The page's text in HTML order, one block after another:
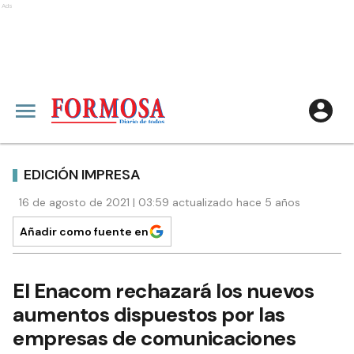
Ads
EDICIÓN IMPRESA
16 de agosto de 2021 | 03:59 actualizado hace 5 años
Añadir como fuente en
El Enacom rechazará los nuevos
aumentos dispuestos por las
empresas de comunicaciones